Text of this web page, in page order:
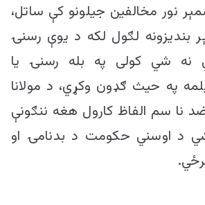
نور مخالفین جیلونو کې ساتل،
بندیزونه لګول لکه د یوې رسنۍ
نه شي کولی په بله رسنۍ یا
په حیث ګډون وکړي، د مولانا
نا سم الفاظ کارول هغه ننګونې
د اوسني حکومت د بدنامۍ او